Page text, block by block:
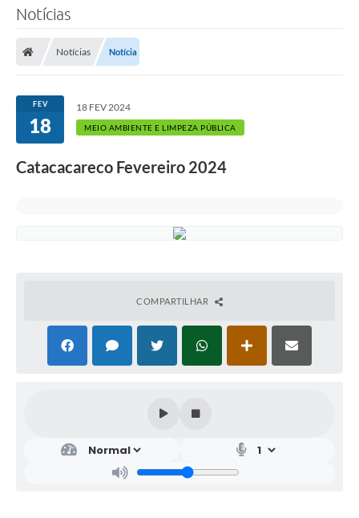
Notícias
Notícias Notícia
FEV
18
18 FEV 2024
MEIO AMBIENTE E LIMPEZA PÚBLICA
Catacacareco Fevereiro 2024
COMPARTILHAR